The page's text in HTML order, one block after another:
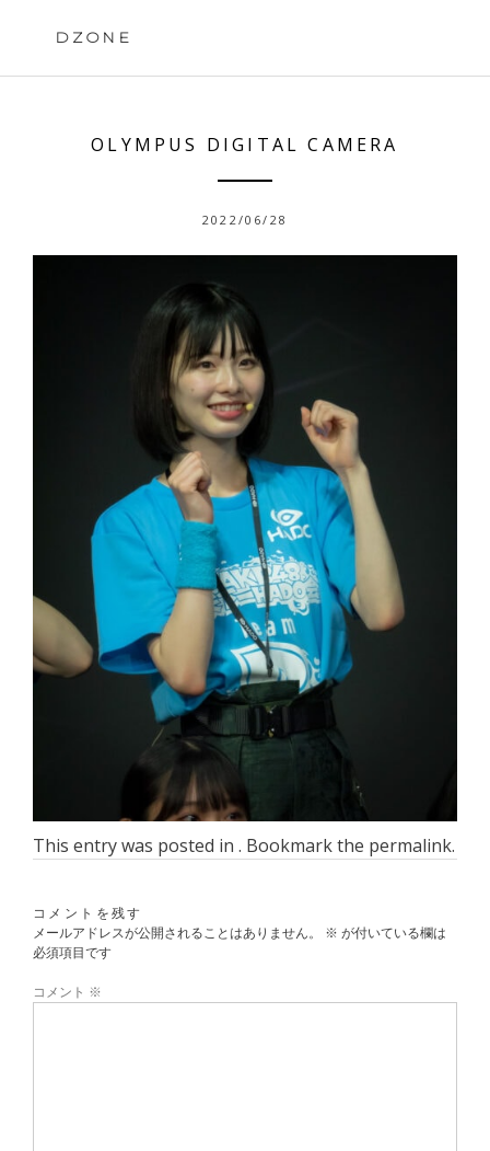
DZONE
OLYMPUS DIGITAL CAMERA
2022/06/28
This entry was posted in . Bookmark the permalink.
コメントを残す
メールアドレスが公開されることはありません。
※ が付いている欄は
必須項目です
コメント ※